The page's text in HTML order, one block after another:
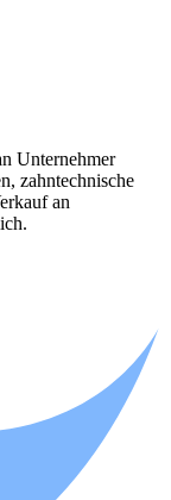
Unternehmer
zahntechnische
an